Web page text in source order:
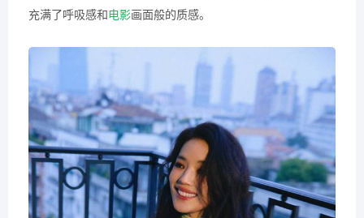
充满了呼吸感和 电影画面般的质感。